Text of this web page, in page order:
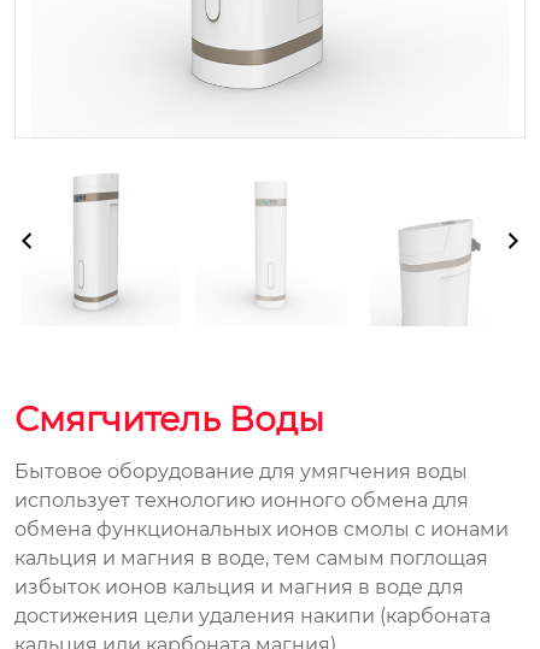
Смягчитель Воды
Бытовое оборудование для умягчения воды
использует технологию ионного обмена для
обмена функциональных ионов смолы с ионами
кальция и магния в воде, тем самым поглощая
избыток ионов кальция и магния в воде для
достижения цели удаления накипи (карбоната